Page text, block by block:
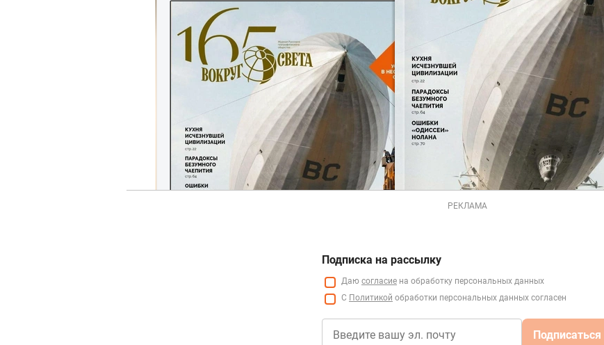
РЕКЛАМА
Подписка на рассылку
Даю согласие на обработку персональных данных
С Политикой обработки персональных данных согласен
Подписаться